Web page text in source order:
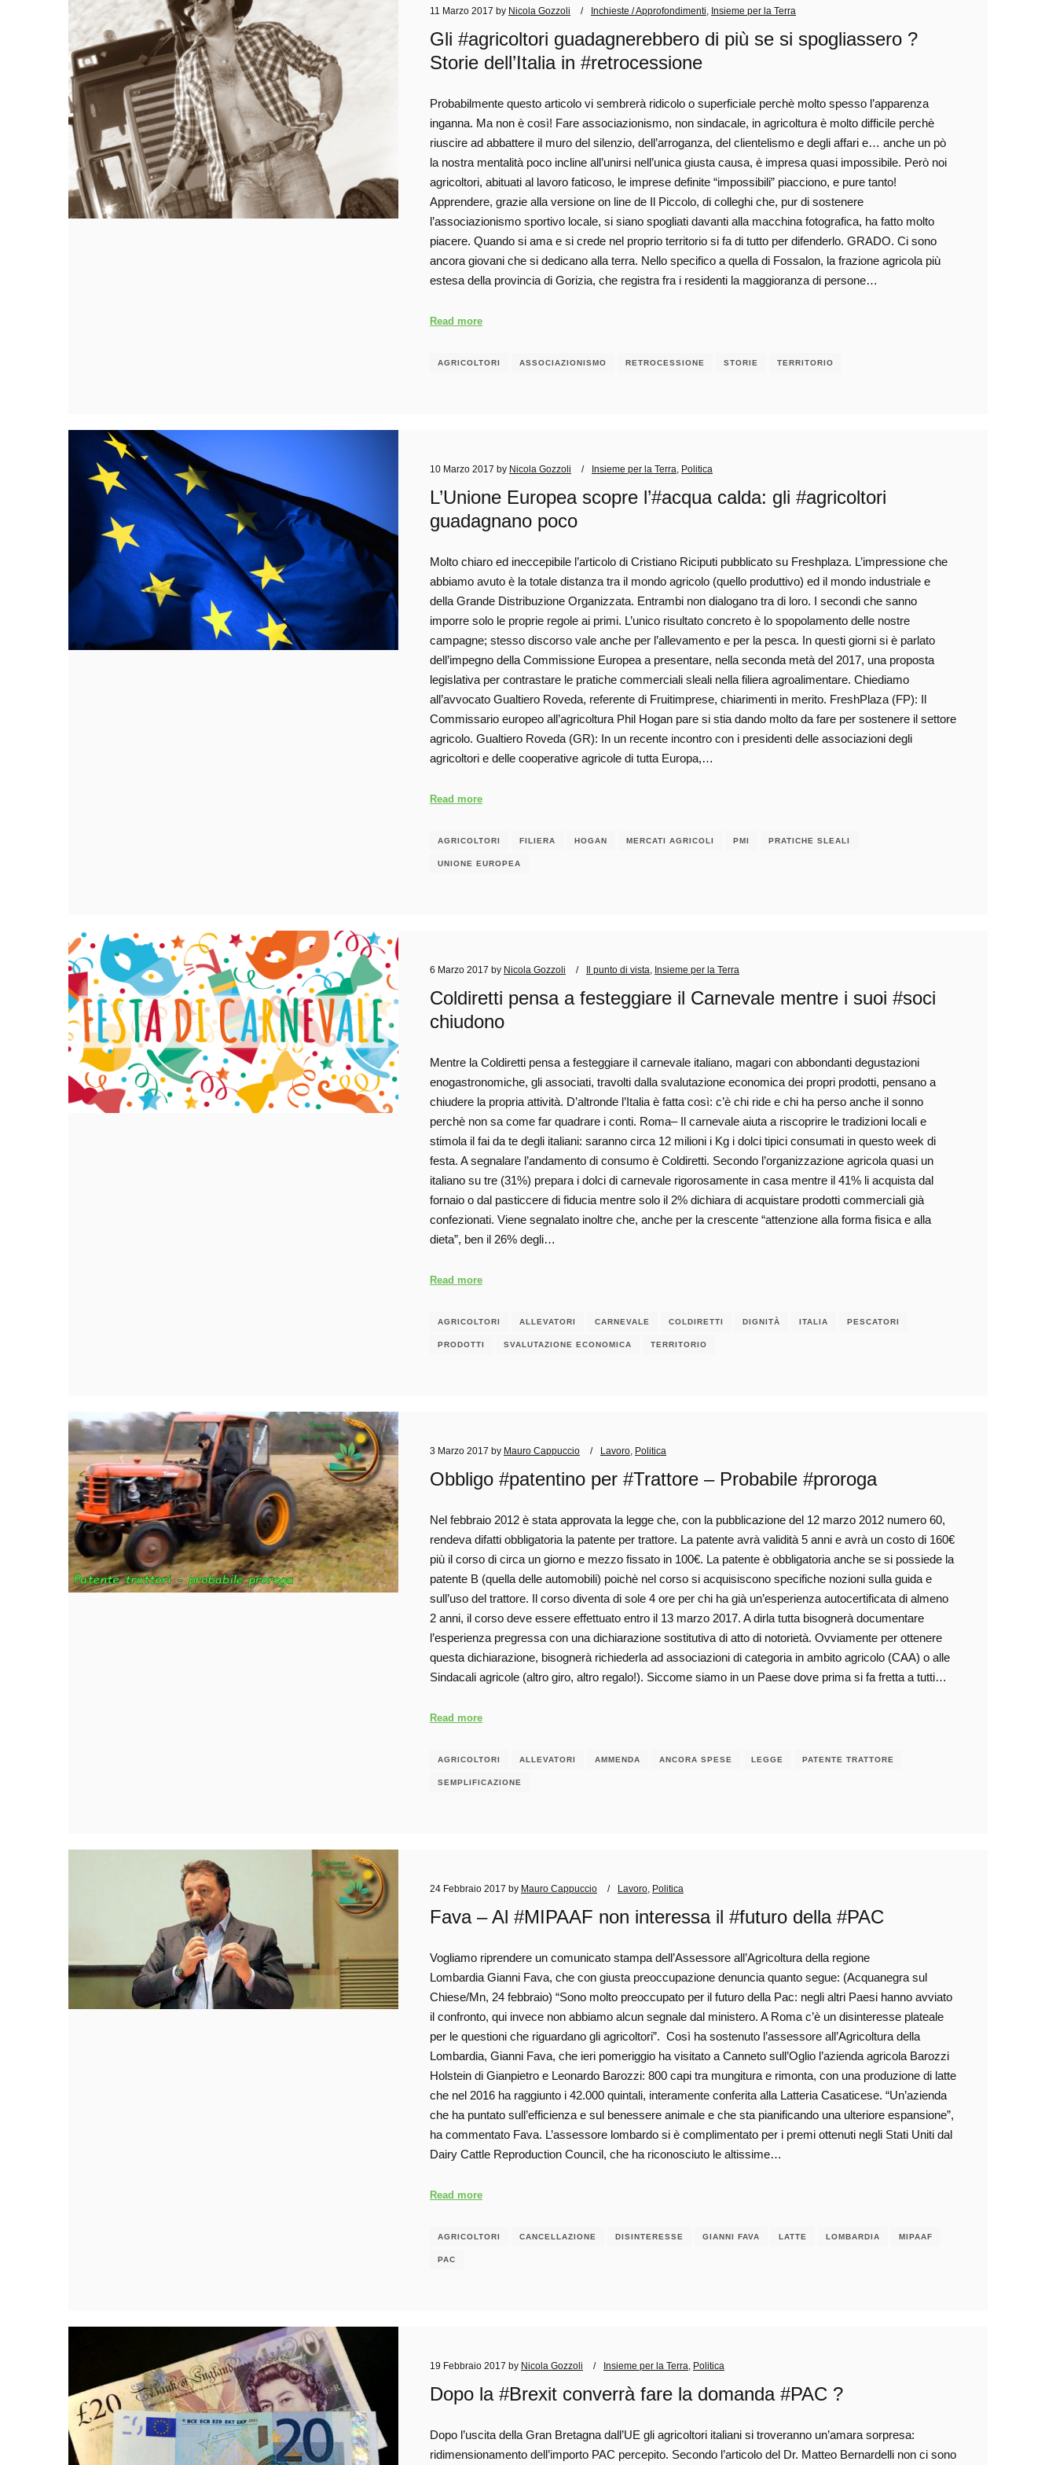
11 Marzo 2017 by Nicola Gozzoli Inchieste / Approfondimenti Insieme per la Terra
Gli #agricoltori guadagnerebbero di più se si spogliassero ?
Storie dell’Italia in #retrocessione
Probabilmente questo articolo vi sembrerà ridicolo o superficiale perchè molto spesso l’apparenza
inganna. Ma non è così! Fare associazionismo, non sindacale, in agricoltura è molto difficile perchè
riuscire ad abbattere il muro del silenzio, dell’arroganza, del clientelismo e degli affari e… anche un pò
la nostra mentalità poco incline all’unirsi nell’unica giusta causa, è impresa quasi impossibile. Però noi
agricoltori, abituati al lavoro faticoso, le imprese definite “impossibili” piacciono, e pure tanto!
Apprendere, grazie alla versione on line de Il Piccolo, di colleghi che, pur di sostenere
l’associazionismo sportivo locale, si siano spogliati davanti alla macchina fotografica, ha fatto molto
piacere. Quando si ama e si crede nel proprio territorio si fa di tutto per difenderlo. GRADO. Ci sono
ancora giovani che si dedicano alla terra. Nello specifico a quella di Fossalon, la frazione agricola più
estesa della provincia di Gorizia, che registra fra i residenti la maggioranza di persone…
Read more
AGRICOLTORI ASSOCIAZIONISMO RETROCESSIONE STORIE TERRITORIO
10 Marzo 2017 by Nicola Gozzoli Insieme per la Terra Politica
L’Unione Europea scopre l’#acqua calda: gli #agricoltori
guadagnano poco
Molto chiaro ed ineccepibile l’articolo di Cristiano Riciputi pubblicato su Freshplaza. L’impressione che
abbiamo avuto è la totale distanza tra il mondo agricolo (quello produttivo) ed il mondo industriale e
della Grande Distribuzione Organizzata. Entrambi non dialogano tra di loro. I secondi che sanno
imporre solo le proprie regole ai primi. L’unico risultato concreto è lo spopolamento delle nostre
campagne; stesso discorso vale anche per l’allevamento e per la pesca. In questi giorni si è parlato
dell’impegno della Commissione Europea a presentare, nella seconda metà del 2017, una proposta
legislativa per contrastare le pratiche commerciali sleali nella filiera agroalimentare. Chiediamo
all’avvocato Gualtiero Roveda, referente di Fruitimprese, chiarimenti in merito. FreshPlaza (FP): Il
Commissario europeo all’agricoltura Phil Hogan pare si stia dando molto da fare per sostenere il settore
agricolo. Gualtiero Roveda (GR): In un recente incontro con i presidenti delle associazioni degli
agricoltori e delle cooperative agricole di tutta Europa,…
Read more
AGRICOLTORI FILIERA HOGAN MERCATI AGRICOLI PMI PRATICHE SLEALI
UNIONE EUROPEA
6 Marzo 2017 by Nicola Gozzoli Il punto di vista Insieme per la Terra
Coldiretti pensa a festeggiare il Carnevale mentre i suoi #soci
chiudono
Mentre la Coldiretti pensa a festeggiare il carnevale italiano, magari con abbondanti degustazioni
enogastronomiche, gli associati, travolti dalla svalutazione economica dei propri prodotti, pensano a
chiudere la propria attività. D’altronde l’Italia è fatta così: c’è chi ride e chi ha perso anche il sonno
perchè non sa come far quadrare i conti. Roma– Il carnevale aiuta a riscoprire le tradizioni locali e
stimola il fai da te degli italiani: saranno circa 12 milioni i Kg i dolci tipici consumati in questo week di
festa. A segnalare l’andamento di consumo è Coldiretti. Secondo l’organizzazione agricola quasi un
italiano su tre (31%) prepara i dolci di carnevale rigorosamente in casa mentre il 41% li acquista dal
fornaio o dal pasticcere di fiducia mentre solo il 2% dichiara di acquistare prodotti commerciali già
confezionati. Viene segnalato inoltre che, anche per la crescente “attenzione alla forma fisica e alla
dieta”, ben il 26% degli…
Read more
AGRICOLTORI ALLEVATORI CARNEVALE COLDIRETTI DIGNITÀ ITALIA PESCATORI
PRODOTTI SVALUTAZIONE ECONOMICA TERRITORIO
3 Marzo 2017 by Mauro Cappuccio Lavoro Politica
Obbligo #patentino per #Trattore – Probabile #proroga
Nel febbraio 2012 è stata approvata la legge che, con la pubblicazione del 12 marzo 2012 numero 60,
rendeva difatti obbligatoria la patente per trattore. La patente avrà validità 5 anni e avrà un costo di 160€
più il corso di circa un giorno e mezzo fissato in 100€. La patente è obbligatoria anche se si possiede la
patente B (quella delle automobili) poichè nel corso si acquisiscono specifiche nozioni sulla guida e
sull’uso del trattore. Il corso diventa di sole 4 ore per chi ha già un’esperienza autocertificata di almeno
2 anni, il corso deve essere effettuato entro il 13 marzo 2017. A dirla tutta bisognerà documentare
l’esperienza pregressa con una dichiarazione sostitutiva di atto di notorietà. Ovviamente per ottenere
questa dichiarazione, bisognerà richiederla ad associazioni di categoria in ambito agricolo (CAA) o alle
Sindacali agricole (altro giro, altro regalo!). Siccome siamo in un Paese dove prima si fa fretta a tutti…
Read more
AGRICOLTORI ALLEVATORI AMMENDA ANCORA SPESE LEGGE PATENTE TRATTORE
SEMPLIFICAZIONE
24 Febbraio 2017 by Mauro Cappuccio Lavoro Politica
Fava – Al #MIPAAF non interessa il #futuro della #PAC
Vogliamo riprendere un comunicato stampa dell’Assessore all’Agricoltura della regione
Lombardia Gianni Fava, che con giusta preoccupazione denuncia quanto segue: (Acquanegra sul
Chiese/Mn, 24 febbraio) “Sono molto preoccupato per il futuro della Pac: negli altri Paesi hanno avviato
il confronto, qui invece non abbiamo alcun segnale dal ministero. A Roma c’è un disinteresse plateale
per le questioni che riguardano gli agricoltori”. Così ha sostenuto l’assessore all’Agricoltura della
Lombardia, Gianni Fava, che ieri pomeriggio ha visitato a Canneto sull’Oglio l’azienda agricola Barozzi
Holstein di Gianpietro e Leonardo Barozzi: 800 capi tra mungitura e rimonta, con una produzione di latte
che nel 2016 ha raggiunto i 42.000 quintali, interamente conferita alla Latteria Casaticese. “Un’azienda
che ha puntato sull’efficienza e sul benessere animale e che sta pianificando una ulteriore espansione”,
ha commentato Fava. L’assessore lombardo si è complimentato per i premi ottenuti negli Stati Uniti dal
Dairy Cattle Reproduction Council, che ha riconosciuto le altissime…
Read more
AGRICOLTORI CANCELLAZIONE DISINTERESSE GIANNI FAVA LATTE LOMBARDIA MIPAAF
PAC
19 Febbraio 2017 by Nicola Gozzoli Insieme per la Terra Politica
Dopo la #Brexit converrà fare la domanda #PAC ?
Dopo l’uscita della Gran Bretagna dall’UE gli agricoltori italiani si troveranno un’amara sorpresa:
ridimensionamento dell’importo PAC percepito. Secondo l’articolo del Dr. Matteo Bernardelli non ci sono